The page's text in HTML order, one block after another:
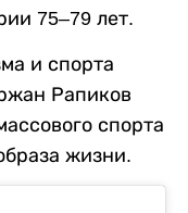
75–79 лет.
и спорта
Рапиков
спорта
жизни.